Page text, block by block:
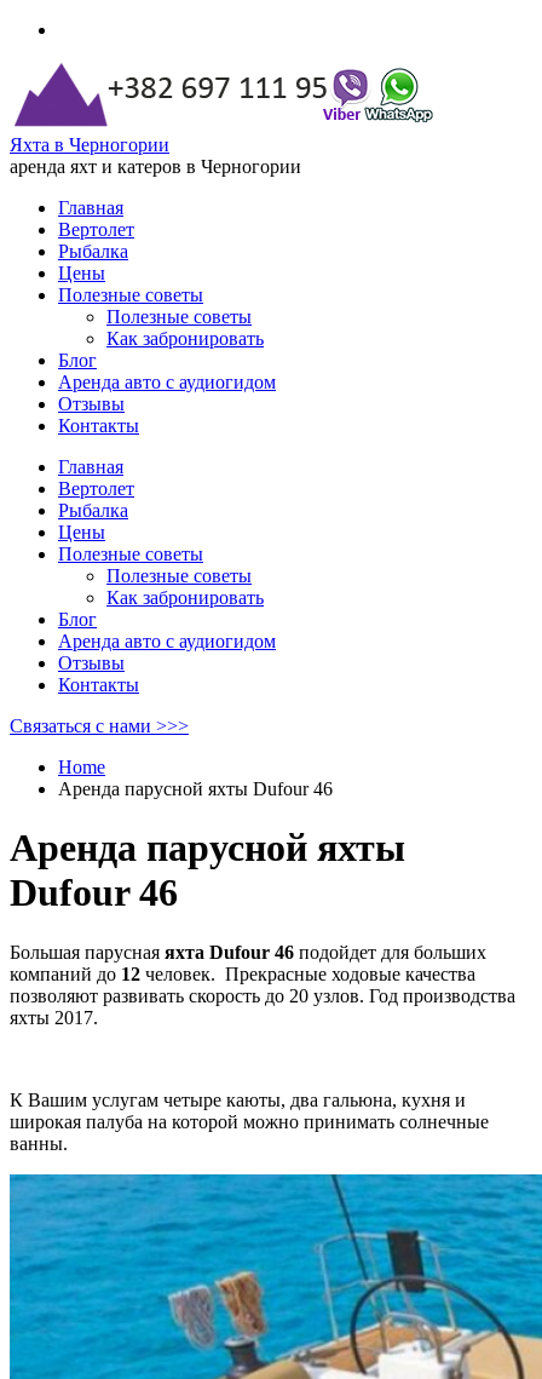
Яхта в Черногории
аренда яхт и катеров в Черногории
Главная
Вертолет
Рыбалка
Цены
Полезные советы
Полезные советы
Как забронировать
Блог
Аренда авто с аудиогидом
Отзывы
Контакты
Главная
Вертолет
Рыбалка
Цены
Полезные советы
Полезные советы
Как забронировать
Блог
Аренда авто с аудиогидом
Отзывы
Контакты
Связаться с нами >>>
Home
Аренда парусной яхты Dufour 46
Аренда парусной яхты
Dufour 46
Большая парусная яхта Dufour 46 подойдет для больших
компаний до 12 человек. Прекрасные ходовые качества
позволяют развивать скорость до 20 узлов. Год производства
яхты 2017.
К Вашим услугам четыре каюты, два гальюна, кухня и
широкая палуба на которой можно принимать солнечные
ванны.